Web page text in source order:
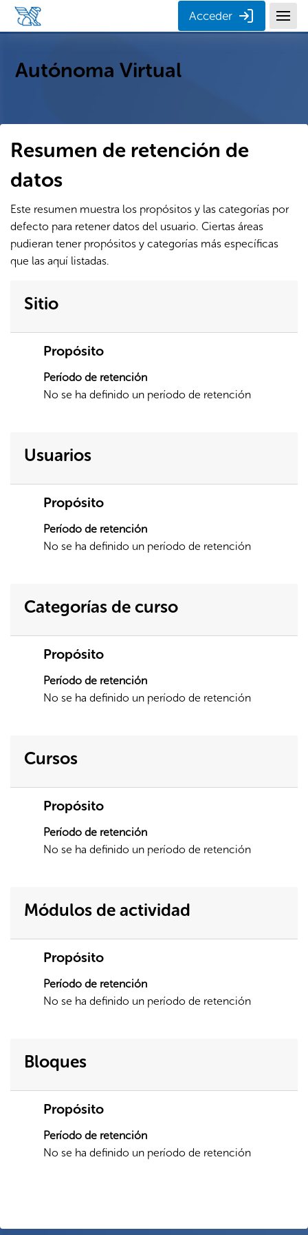
Salta al contenido principal
Acceder
Autónoma Virtual
Resumen de retención de
datos
Este resumen muestra los propósitos y las categorías por
defecto para retener datos del usuario. Ciertas áreas
pudieran tener propósitos y categorías más específicas
que las aquí listadas.
Sitio
Propósito
Período de retención
No se ha definido un período de retención
Usuarios
Propósito
Período de retención
No se ha definido un período de retención
Categorías de curso
Propósito
Período de retención
No se ha definido un período de retención
Cursos
Propósito
Período de retención
No se ha definido un período de retención
Módulos de actividad
Propósito
Período de retención
No se ha definido un período de retención
Bloques
Propósito
Período de retención
No se ha definido un período de retención